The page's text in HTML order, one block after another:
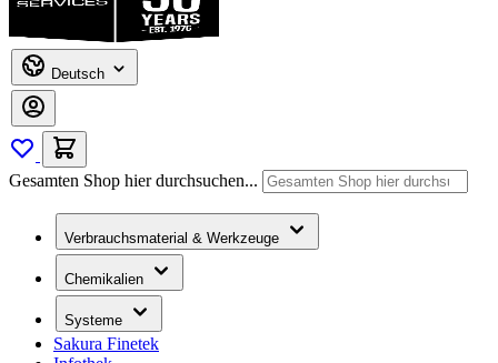
Deutsch
Gesamten Shop hier durchsuchen...
Verbrauchsmaterial & Werkzeuge
Chemikalien
Systeme
Sakura Finetek